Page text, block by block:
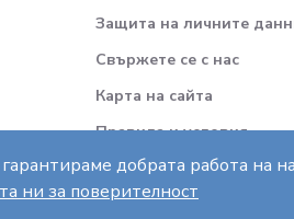
добрата работа на
ни за поверителност
Защита на личните
Свържете се с нас
Карта на сайта
Правила и условия